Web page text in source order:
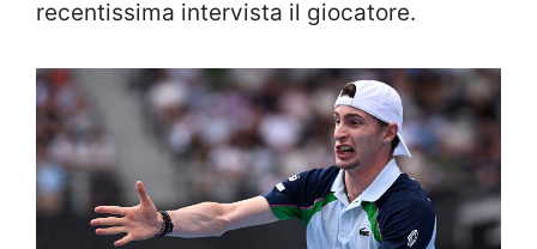
recentissima intervista il giocatore.